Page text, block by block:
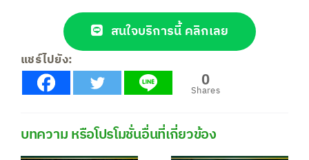
สนใจบริการนี้ คลิกเลย
แชร์ไปยัง:
0
Shares
บทความ หรือโปรโมชั่นอื่นที่เกี่ยวข้อง